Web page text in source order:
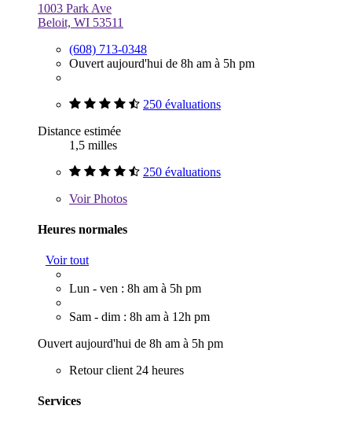
1003 Park Ave
Beloit, WI 53511
(608) 713-0348
Ouvert aujourd'hui de 8h am à 5h pm
250 évaluations
Distance estimée
1,5 milles
250 évaluations
VoirPhotos
Heures normales
Voir tout
Lun - ven : 8h am à 5h pm
Sam - dim : 8h am à 12h pm
Ouvert aujourd'hui de 8h am à 5h pm
Retour client 24 heures
Services